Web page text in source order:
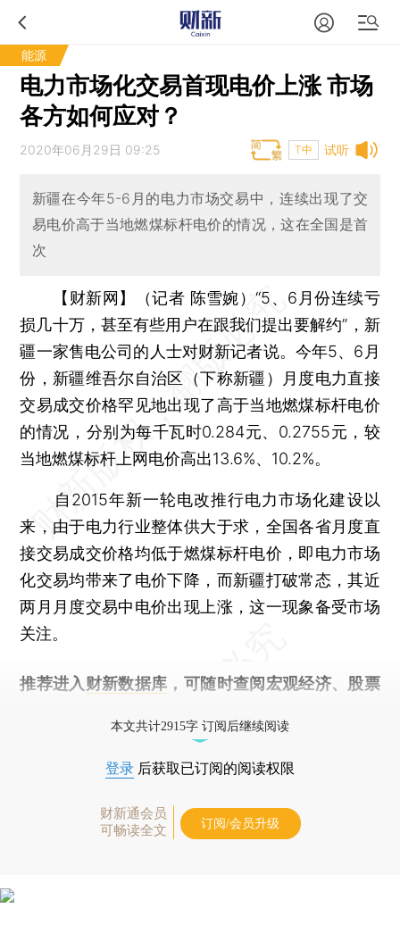
能源
电力市场化交易首现电价上涨 市场
各方如何应对？
试听
2020年06月29日 09:25 T中
新疆在今年5-6月的电力市场交易中，连续出现了交
易电价高于当地燃煤标杆电价的情况，这在全国是首
次
【财新网】（记者 陈雪婉）“5、6月份连续亏
损几十万，甚至有些用户在跟我们提出要解约”，新
疆一家售电公司的人士对财新记者说。今年5、6月
份，新疆维吾尔自治区（下称新疆）月度电力直接
交易成交价格罕见地出现了高于当地燃煤标杆电价
的情况，分别为每千瓦时0.284元、0.2755元，较
当地燃煤标杆上网电价高出13.6%、10.2%。
自2015年新一轮电改推行电力市场化建设以
来，由于电力行业整体供大于求，全国各省月度直
接交易成交价格均低于燃煤标杆电价，即电力市场
化交易均带来了电价下降，而新疆打破常态，其近
两月月度交易中电价出现上涨，这一现象备受市场
关注。
推荐进入 财新数据库 ，可随时查阅宏观经济、股票
本文共计2915字 订阅后继续阅读
登录 后获取已订阅的阅读权限
财新通会员
可畅读全文
订阅/会员升级